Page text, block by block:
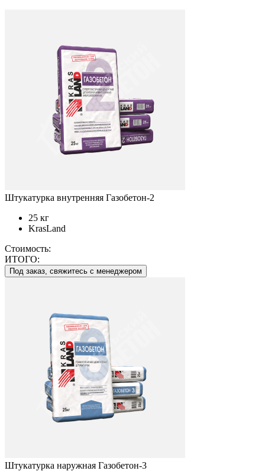
Штукатурка внутренняя Газобетон-2
25 кг
KrasLand
Стоимость:
ИТОГО:
Под заказ, свяжитесь с менеджером
Штукатурка наружная Газобетон-3